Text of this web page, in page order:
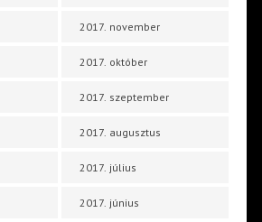
2017. november
2017. október
2017. szeptember
2017. augusztus
2017. július
2017. június